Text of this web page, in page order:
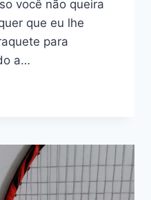
você não queira
que eu lhe
para
a…